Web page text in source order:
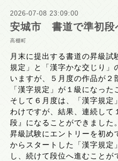
2026-07-08 23:09:00
安城市 書道で準初段
高棚町
月末に提出する書道の昇級
規定」と「漢字かな交じり」
いますが、５月度の作品が２
「漢字規定」が１級になった
そして６月度は、「漢字規定
わけですが、結果、連続して
段』になることができました。
昇級試験にエントリーを初め
からスタートした「漢字規定
し、続けて段位へ進むこと